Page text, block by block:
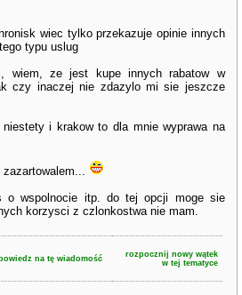
wiec tylko przekazuje opinie innych
typu uslug
wiem, ze jest kupe innych rabatow w
czy inaczej nie zdazylo mi sie jeszcze
i krakow to dla mnie wyprawa na
o wspolnocie itp. do tej opcji moge sie
korzysci z czlonkostwa nie mam.
na tę wiadomość
rozpocznij nowy wątek
w tej tematyce